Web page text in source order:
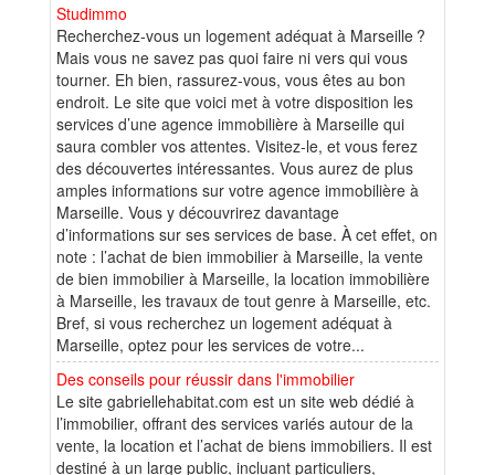
Studimmo
Recherchez-vous un logement adéquat à Marseille ?
Mais vous ne savez pas quoi faire ni vers qui vous
tourner. Eh bien, rassurez-vous, vous êtes au bon
endroit. Le site que voici met à votre disposition les
services d’une agence immobilière à Marseille qui
saura combler vos attentes. Visitez-le, et vous ferez
des découvertes intéressantes. Vous aurez de plus
amples informations sur votre agence immobilière à
Marseille. Vous y découvrirez davantage
d’informations sur ses services de base. À cet effet, on
note : l’achat de bien immobilier à Marseille, la vente
de bien immobilier à Marseille, la location immobilière
à Marseille, les travaux de tout genre à Marseille, etc.
Bref, si vous recherchez un logement adéquat à
Marseille, optez pour les services de votre...
Des conseils pour réussir dans l'immobilier
Le site gabriellehabitat.com est un site web dédié à
l’immobilier, offrant des services variés autour de la
vente, la location et l’achat de biens immobiliers. Il est
destiné à un large public, incluant particuliers,